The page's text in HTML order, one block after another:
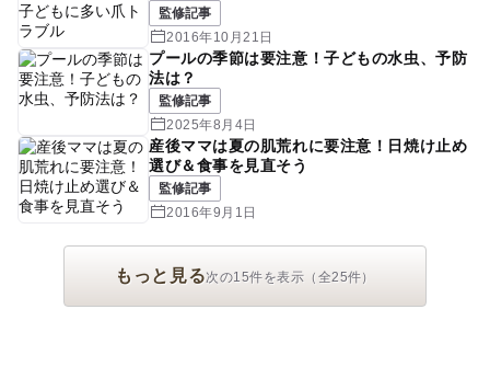
監修記事
2016年10月21日
プールの季節は要注意！子どもの水虫、予防
法は？
監修記事
2025年8月4日
産後ママは夏の肌荒れに要注意！日焼け止め
選び＆食事を見直そう
監修記事
2016年9月1日
もっと見る次の15件を表示（全25件）